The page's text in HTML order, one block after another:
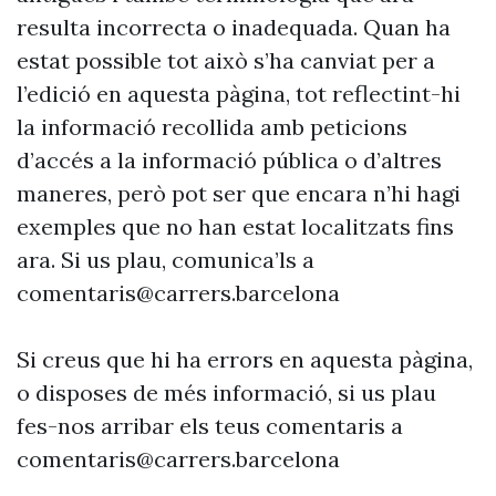
resulta incorrecta o inadequada. Quan ha
estat possible tot això s’ha canviat per a
l’edició en aquesta pàgina, tot reflectint-hi
la informació recollida amb peticions
d’accés a la informació pública o d’altres
maneres, però pot ser que encara n’hi hagi
exemples que no han estat localitzats fins
ara. Si us plau, comunica’ls a
comentaris@carrers.barcelona
Si creus que hi ha errors en aquesta pàgina,
o disposes de més informació, si us plau
fes-nos arribar els teus comentaris a
comentaris@carrers.barcelona